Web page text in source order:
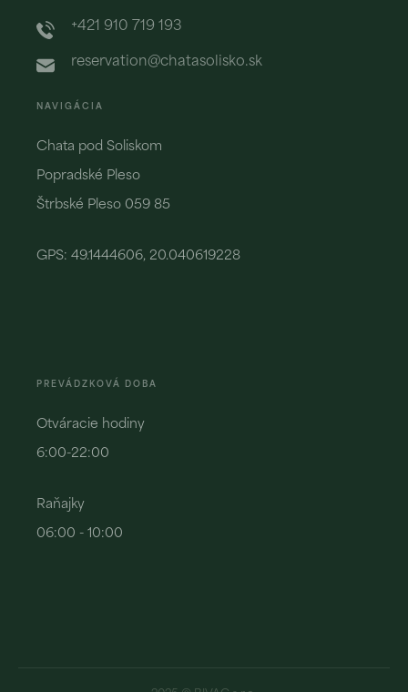
+421 910 719 193
reservation@chatasolisko.sk
NAVIGÁCIA
Chata pod Soliskom
Popradské Pleso
Štrbské Pleso 059 85
GPS: 49.1444606, 20.040619228
PREVÁDZKOVÁ DOBA
Otváracie hodiny
6:00-22:00
Raňajky
06:00 - 10:00